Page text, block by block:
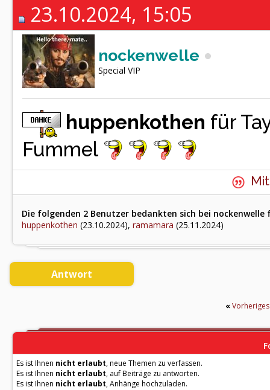
23.10.2024, 15:05
nockenwelle
Special VIP
huppenkothen für
Fummel
Die folgenden 2 Benutzer bedankten sich bei nockenwelle
huppenkothen (23.10.2024), ramamara (25.11.2024)
Antwort
«
Es ist Ihnen nicht erlaubt, neue Themen zu verfassen.
Es ist Ihnen nicht erlaubt, auf Beiträge zu antworten.
Es ist Ihnen nicht erlaubt, Anhänge hochzuladen.